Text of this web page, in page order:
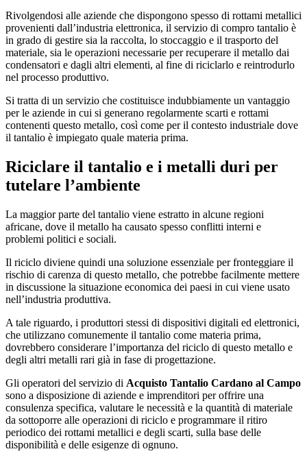
Rivolgendosi alle aziende che dispongono spesso di rottami metallici
provenienti dall’industria elettronica, il servizio di compro tantalio è
in grado di gestire sia la raccolta, lo stoccaggio e il trasporto del
materiale, sia le operazioni necessarie per recuperare il metallo dai
condensatori e dagli altri elementi, al fine di riciclarlo e reintrodurlo
nel processo produttivo.
Si tratta di un servizio che costituisce indubbiamente un vantaggio
per le aziende in cui si generano regolarmente scarti e rottami
contenenti questo metallo, così come per il contesto industriale dove
il tantalio è impiegato quale materia prima.
Riciclare il tantalio e i metalli duri per
tutelare l’ambiente
La maggior parte del tantalio viene estratto in alcune regioni
africane, dove il metallo ha causato spesso conflitti interni e
problemi politici e sociali.
Il riciclo diviene quindi una soluzione essenziale per fronteggiare il
rischio di carenza di questo metallo, che potrebbe facilmente mettere
in discussione la situazione economica dei paesi in cui viene usato
nell’industria produttiva.
A tale riguardo, i produttori stessi di dispositivi digitali ed elettronici,
che utilizzano comunemente il tantalio come materia prima,
dovrebbero considerare l’importanza del riciclo di questo metallo e
degli altri metalli rari già in fase di progettazione.
Gli operatori del servizio di Acquisto Tantalio Cardano al Campo
sono a disposizione di aziende e imprenditori per offrire una
consulenza specifica, valutare le necessità e la quantità di materiale
da sottoporre alle operazioni di riciclo e programmare il ritiro
periodico dei rottami metallici e degli scarti, sulla base delle
disponibilità e delle esigenze di ognuno.